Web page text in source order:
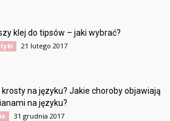
klej do tipsów – jaki wybrać?
21 lutego 2017
krosty na języku? Jakie choroby objawiają
na języku?
31 grudnia 2017